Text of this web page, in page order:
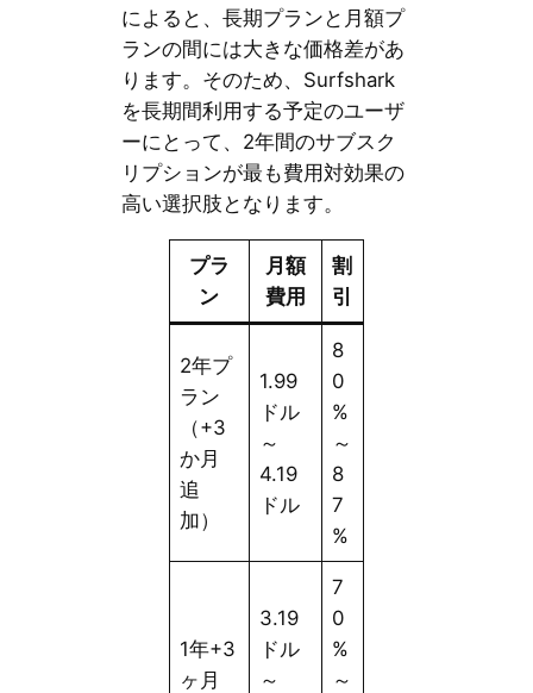
によると、長期プランと月額プ
ランの間には大きな価格差があ
ります。そのため、Surfshark
を長期間利用する予定のユーザ
ーにとって、2年間のサブスク
リプションが最も費用対効果の
高い選択肢となります。
プラ
ン
月額
費用
割
引
2年プ
ラン
（+3
か月
追
加）
1.99
ドル
～
4.19
ドル
8
0
%
～
8
7
%
1年+3
ヶ月
3.19
ドル
～
7
0
%
～